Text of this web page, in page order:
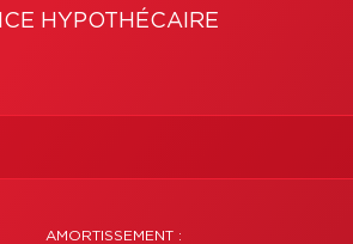
HYPOTHÉCAIRE
AMORTISSEMENT :